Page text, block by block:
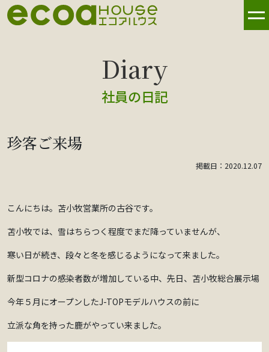
社員の日記
珍客ご来場
掲載日：2020.12.07
こんにちは。苫小牧営業所の古谷です。
苫小牧では、雪はちらつく程度でまだ降っていませんが、
寒い日が続き、段々と冬を感じるようになって来ました。
新型コロナの感染者数が増加している中、先日、苫小牧総合展示場
今年５月にオープンしたJ-TOPモデルハウスの前に
立派な角を持った鹿がやってい来ました。